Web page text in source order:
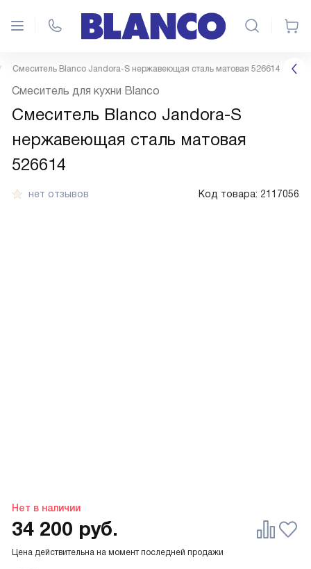
Смеситель Blanco Jandora-S нержавеющая сталь матовая 526614
нет отзывов Код товара: 2117056
Нет в наличии
Смеситель для кухни Blanco
Смеситель Blanco Jandora-S
нержавеющая сталь матовая
526614
Цена действительна на момент последней продажи
34 200 руб.